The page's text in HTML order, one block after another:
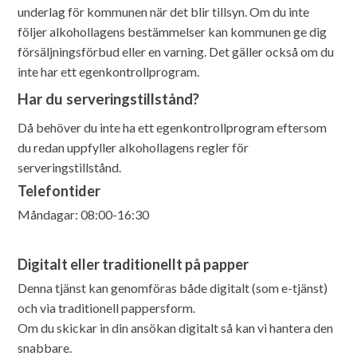
underlag för kommunen när det blir tillsyn. Om du inte
följer alkohollagens bestämmelser kan kommunen ge dig
försäljningsförbud eller en varning. Det gäller också om du
inte har ett egenkontrollprogram.
Har du serveringstillstånd?
Då behöver du inte ha ett egenkontrollprogram eftersom
du redan uppfyller alkohollagens regler för
serveringstillstånd.
Telefontider
Måndagar: 08:00-16:30
Digitalt eller traditionellt på papper
Denna tjänst kan genomföras både digitalt (som e-tjänst)
och via traditionell pappersform.
Om du skickar in din ansökan digitalt så kan vi hantera den
snabbare.